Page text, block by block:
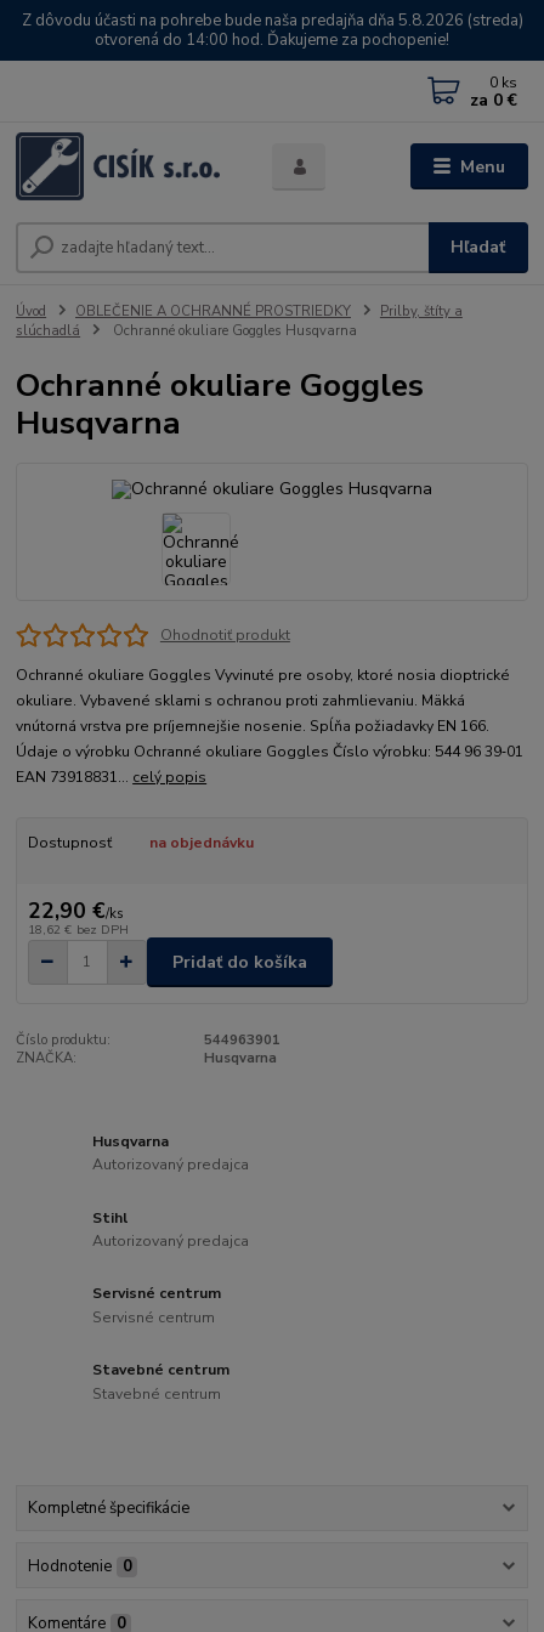
Z dôvodu účasti na pohrebe bude naša predajňa dňa 5.8.2026 (streda)
otvorená do 14:00 hod. Ďakujeme za pochopenie!
Menu
Hľadať
0 ks
za 0 €
Úvod OBLEČENIE A OCHRANNÉ PROSTRIEDKY
Prilby, štíty a
slúchadlá
Ochranné okuliare Goggles Husqvarna
Ochranné okuliare Goggles
Husqvarna
Ohodnotiť produkt
Ochranné okuliare Goggles Vyvinuté pre osoby, ktoré nosia dioptrické
okuliare. Vybavené sklami s ochranou proti zahmlievaniu. Mäkká
vnútorná vrstva pre príjemnejšie nosenie. Spĺňa požiadavky EN 166.
Údaje o výrobku Ochranné okuliare Goggles Číslo výrobku: 544 96 39‑01
EAN 73918831... celý popis
Dostupnosť na objednávku
22,90 €/ks
18,62 € bez DPH
Pridať do košíka
Číslo produktu:
544963901
ZNAČKA:
Husqvarna
Husqvarna
Autorizovaný predajca
Stihl
Autorizovaný predajca
Servisné centrum
Servisné centrum
Stavebné centrum
Stavebné centrum
Kompletné špecifikácie
Hodnotenie 0
Komentáre 0